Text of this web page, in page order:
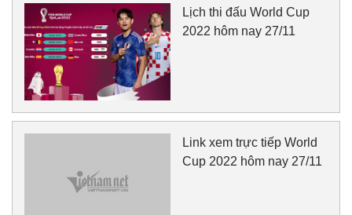
Lịch thi đấu World Cup
2022 hôm nay 27/11
Link xem trực tiếp World
Cup 2022 hôm nay 27/11